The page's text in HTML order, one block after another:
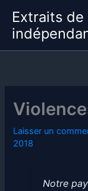
contenu
Extraits
Laisser un
2018
Notre